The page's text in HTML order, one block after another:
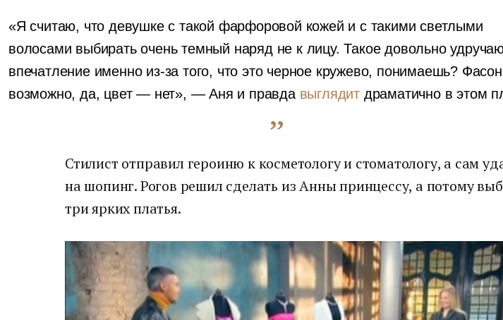
«Я считаю, что девушке с такой фарфоровой кожей и с такими светлыми
волосами выбирать очень темный наряд не к лицу. Такое довольно
впечатление именно из-за того, что это черное кружево, понимаешь?
возможно, да, цвет — нет», — Аня и правда выглядит драматично в этом
Стилист отправил героиню к косметологу и стоматологу, а сам
на шопинг. Рогов решил сделать из Анны принцессу, а потому
три ярких платья.